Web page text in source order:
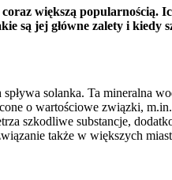
większą popularnością.
są jej główne zalety i kiedy
solanka. Ta mineralna
o wartościowe związki,
szkodliwe substancje,
także w większych